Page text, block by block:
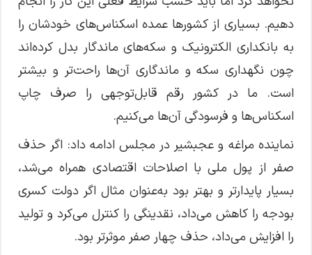
دهیم. بسیاری از کشورها عمده اسکناس‌های خودشان را
به بانکداری الکترونیک و سکه‌های ماندگار بدل کرده‌اند
چون نگهداری سکه و ماندگاری آن‌ها راحت‌تر و بیشتر
است. ما در کشور رقم قابل‌توجهی را صرف چاپ
اسکناس‌ها و فرسودگی آن‌ها می‌کنیم.
نماینده مراغه و عجبشیر در مجلس ادامه داد: اگر حذف
صفر از پول ملی با اصلاحات اقتصادی همراه می‌شد،
بسیار پایدارتر و بهتر بود به‌عنوان مثال اگر دولت کسری
بودجه را کاهش می‌داد، نقدینگی را کنترل می‌کرد و تولید
را افزایش می‌داد، حذف چهار صفر موثرتر بود.